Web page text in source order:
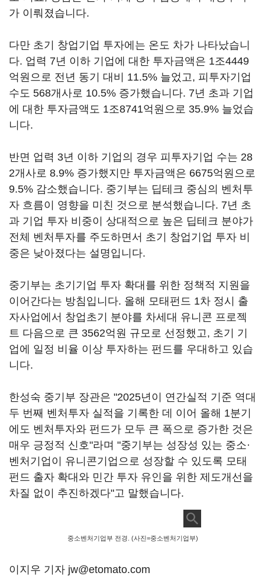
가 이뤄졌습니다.
다만 초기 창업기업 투자에는 온도 차가 나타났습니
다. 업력 7년 이하 기업에 대한 투자금액은 1조4449
억원으로 전년 동기 대비 11.5% 늘었고, 피투자기업
수도 568개사로 10.5% 증가했습니다. 7년 초과 기업
에 대한 투자금액도 1조8741억원으로 35.9% 늘었습
니다.
반면 업력 3년 이하 기업의 경우 피투자기업 수는 28
2개사로 8.9% 증가했지만 투자금액은 6675억원으로
9.5% 감소했습니다. 중기부는 딥테크 중심의 벤처투
자 흐름이 영향을 미친 것으로 분석했습니다. 7년 초
과 기업 투자 비중이 상대적으로 높은 딥테크 분야가
전체 벤처투자를 주도하면서 초기 창업기업 투자 비
중은 낮아졌다는 설명입니다.
중기부는 초기기업 투자 확대를 위한 정책적 지원을
이어간다는 방침입니다. 올해 모태펀드 1차 정시 출
자사업에서 창업초기 분야를 차세대 유니콘 프로젝
트 다음으로 큰 3562억원 규모로 선정했고, 초기 기
업에 일정 비율 이상 투자하는 펀드를 우대하고 있습
니다.
한성숙 중기부 장관은 "2025년이 연간실적 기준 역대
두 번째 벤처투자 실적을 기록한 데 이어 올해 1분기
에도 벤처투자와 펀드가 모두 큰 폭으로 증가한 것은
매우 긍정적 신호"라며 "중기부는 성장성 있는 중소·
벤처기업이 유니콘기업으로 성장할 수 있도록 모태
펀드 출자 확대와 민간 투자 유인을 위한 제도개선을
차질 없이 추진하겠다"고 말했습니다.
중소벤처기업부 전경. (사진=중소벤처기업부)
이지우 기자 jw@etomato.com